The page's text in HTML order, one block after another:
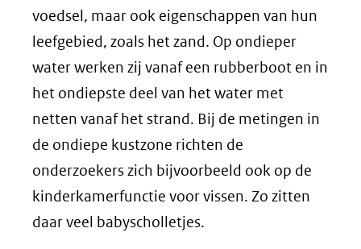
voedsel, maar ook eigenschappen van hun
leefgebied, zoals het zand. Op ondieper
water werken zij vanaf een rubberboot en in
het ondiepste deel van het water met
netten vanaf het strand. Bij de metingen in
de ondiepe kustzone richten de
onderzoekers zich bijvoorbeeld ook op de
kinderkamerfunctie voor vissen. Zo zitten
daar veel babyscholletjes.